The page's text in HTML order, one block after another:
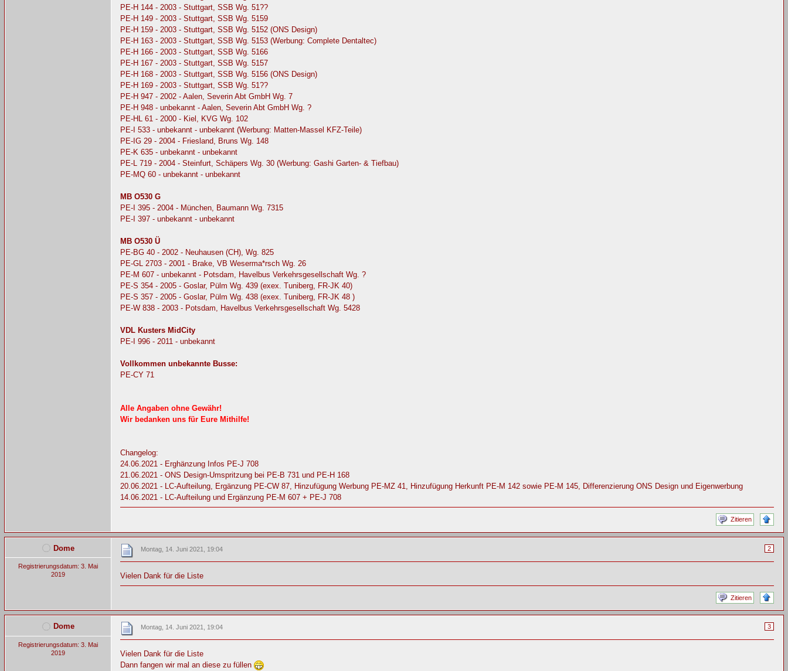
PE-H 144 - 2003 - Stuttgart, SSB Wg. 51??
PE-H 149 - 2003 - Stuttgart, SSB Wg. 5159
PE-H 159 - 2003 - Stuttgart, SSB Wg. 5152 (ONS Design)
PE-H 163 - 2003 - Stuttgart, SSB Wg. 5153 (Werbung: Complete Dentaltec)
PE-H 166 - 2003 - Stuttgart, SSB Wg. 5166
PE-H 167 - 2003 - Stuttgart, SSB Wg. 5157
PE-H 168 - 2003 - Stuttgart, SSB Wg. 5156 (ONS Design)
PE-H 169 - 2003 - Stuttgart, SSB Wg. 51??
PE-H 947 - 2002 - Aalen, Severin Abt GmbH Wg. 7
PE-H 948 - unbekannt - Aalen, Severin Abt GmbH Wg. ?
PE-HL 61 - 2000 - Kiel, KVG Wg. 102
PE-I 533 - unbekannt - unbekannt (Werbung: Matten-Massel KFZ-Teile)
PE-IG 29 - 2004 - Friesland, Bruns Wg. 148
PE-K 635 - unbekannt - unbekannt
PE-L 719 - 2004 - Steinfurt, Schäpers Wg. 30 (Werbung: Gashi Garten- & Tiefbau)
PE-MQ 60 - unbekannt - unbekannt
MB O530 G
PE-I 395 - 2004 - München, Baumann Wg. 7315
PE-I 397 - unbekannt - unbekannt
MB O530 Ü
PE-BG 40 - 2002 - Neuhausen (CH), Wg. 825
PE-GL 2703 - 2001 - Brake, VB Weserma*rsch Wg. 26
PE-M 607 - unbekannt - Potsdam, Havelbus Verkehrsgesellschaft Wg. ?
PE-S 354 - 2005 - Goslar, Pülm Wg. 439 (exex. Tuniberg, FR-JK 40)
PE-S 357 - 2005 - Goslar, Pülm Wg. 438 (exex. Tuniberg, FR-JK 48 )
PE-W 838 - 2003 - Potsdam, Havelbus Verkehrsgesellschaft Wg. 5428
VDL Kusters MidCity
PE-I 996 - 2011 - unbekannt
Vollkommen unbekannte Busse:
PE-CY 71
Alle Angaben ohne Gewähr!
Wir bedanken uns für Eure Mithilfe!
Changelog:
24.06.2021 - Erghänzung Infos PE-J 708
21.06.2021 - ONS Design-Umspritzung bei PE-B 731 und PE-H 168
20.06.2021 - LC-Aufteilung, Ergänzung PE-CW 87, Hinzufügung Werbung PE-MZ 41, Hinzufügung Herkunft PE-M 142 sowie PE-M 145, Differenzierung ONS Design und Eigenwerbung
14.06.2021 - LC-Aufteilung und Ergänzung PE-M 607 + PE-J 708
Zitieren
Dome
Registrierungsdatum: 3. Mai
2019
2
Montag, 14. Juni 2021, 19:04
Vielen Dank für die Liste
Zitieren
Dome
Registrierungsdatum: 3. Mai
2019
3
Montag, 14. Juni 2021, 19:04
Vielen Dank für die Liste
Dann fangen wir mal an diese zu füllen